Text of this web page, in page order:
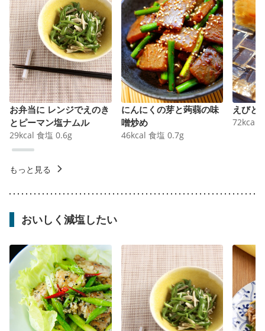
お弁当に レンジでえのき
とピーマン塩ナムル
29kcal 食塩 0.6g
にんにくの芽と蒟蒻の味
噌炒め
46kcal 食塩 0.7g
えびと
72kcal
もっと見る
おいしく減塩したい